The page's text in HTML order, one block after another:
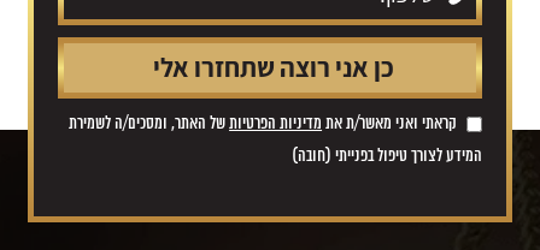
קראתי ואני מאשר/ת את מדיניות הפרטיותשל האתר, ומסכים/ה לשמירת
המידע לצורך טיפול בפנייתי (חובה)